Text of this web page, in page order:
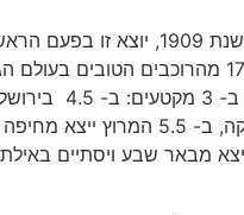
המרוץ, המתקיים משנת 1909, יוצא זו בפעם
אירופה. 176 מהרוכבים הטובים בעולם
וירכבו בנופי ישראל ב- 3
לחומות העיר העתיקה, ב- 5.5 המרוץ ייצא
הוא ייצא מבאר שבע ויסתיים באילת –